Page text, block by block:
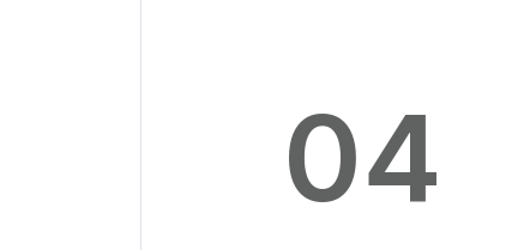
04